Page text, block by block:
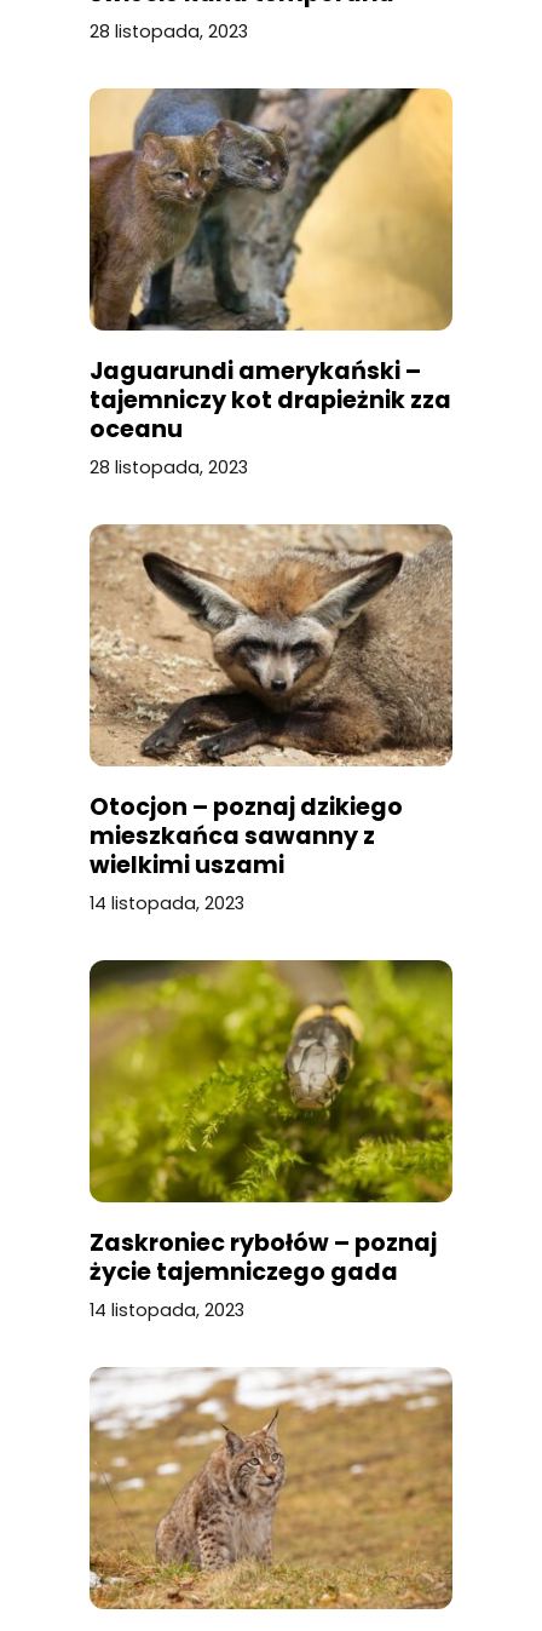
28 listopada, 2023
Jaguarundi amerykański –
tajemniczy kot drapieżnik zza
oceanu
28 listopada, 2023
Otocjon – poznaj dzikiego
mieszkańca sawanny z
wielkimi uszami
14 listopada, 2023
Zaskroniec rybołów – poznaj
życie tajemniczego gada
14 listopada, 2023